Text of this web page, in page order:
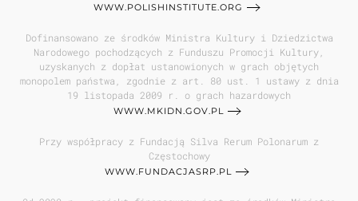
WWW.POLISHINSTITUTE.ORG
Dofinansowano ze środków Ministra Kultury i Dziedzictwa
Narodowego pochodzących z Funduszu Promocji Kultury,
uzyskanych z dopłat ustanowionych w grach objętych
monopolem państwa, zgodnie z art. 80 ust. 1 ustawy z dnia
19 listopada 2009 r. o grach hazardowych
WWW.MKIDN.GOV.PL
Przy współpracy z Fundacją Silva Rerum Polonarum z
Częstochowy
WWW.FUNDACJASRP.PL